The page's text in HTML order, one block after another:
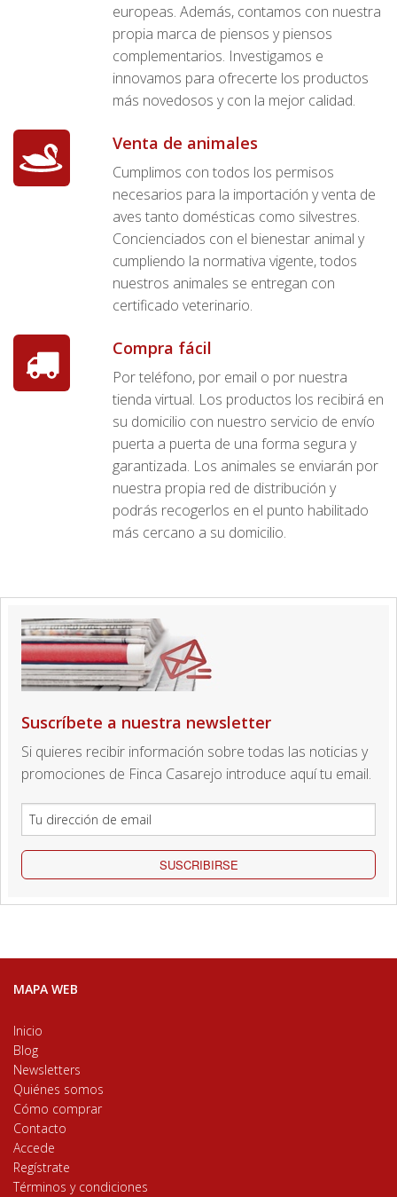
europeas. Además, contamos con nuestra
propia marca de piensos y piensos
complementarios. Investigamos e
innovamos para ofrecerte los productos
más novedosos y con la mejor calidad.
Venta de animales
Cumplimos con todos los permisos
necesarios para la importación y venta de
aves tanto domésticas como silvestres.
Concienciados con el bienestar animal y
cumpliendo la normativa vigente, todos
nuestros animales se entregan con
certificado veterinario.
Compra fácil
Por teléfono, por email o por nuestra
tienda virtual. Los productos los recibirá en
su domicilio con nuestro servicio de envío
puerta a puerta de una forma segura y
garantizada. Los animales se enviarán por
nuestra propia red de distribución y
podrás recogerlos en el punto habilitado
más cercano a su domicilio.
Suscríbete a nuestra newsletter
Si quieres recibir información sobre todas las noticias y
promociones de Finca Casarejo introduce aquí tu email.
SUSCRIBIRSE
MAPA WEB
Inicio
Blog
Newsletters
Quiénes somos
Cómo comprar
Contacto
Accede
Regístrate
Términos y condiciones